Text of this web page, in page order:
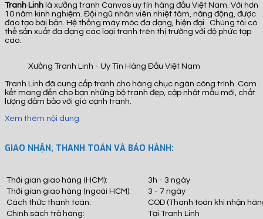
Tranh Linh là xưởng tranh Canvas uy tín hàng đầu Việt Nam. Với hơn
10 năm kinh nghiệm. Đội ngũ nhân viên nhiệt tâm, năng động, được
đào tạo bài bản. Hệ thống máy móc đa dạng, hiện đại . Chúng tôi có
thể sản xuất đa dạng các loại tranh trên thị trường với độ phức tạp
cao.
Xưởng Tranh Linh - Uy Tín Hàng Đầu Việt Nam
Tranh Linh đã cung cấp tranh cho hàng chục ngàn công trình. Cam
kết mang đến cho bạn những bộ tranh đẹp, cập nhật mẫu mới, chất
lượng đảm bảo với giá cạnh tranh.
Xem thêm nội dung
GIAO NHẬN, THANH TOÁN VÀ BẢO HÀNH:
Thời gian giao hàng (HCM):
3h - 3 ngày
Thời gian giao hàng (ngoài HCM):
3 - 7 ngày
Cách thức thanh toán:
COD (Thanh toán khi nhận
Chính sách trả hàng:
Tại Tranh Linh